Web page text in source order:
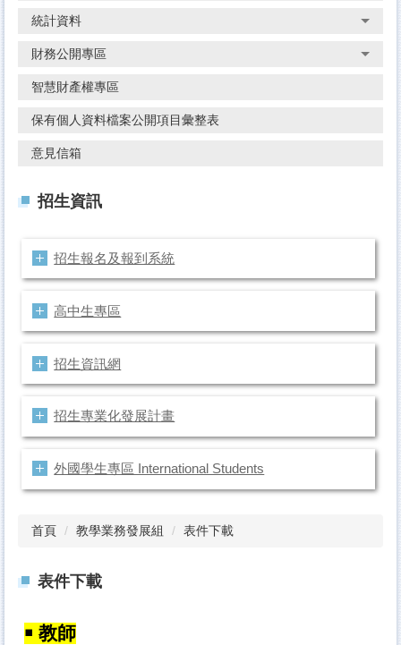
統計資料
財務公開專區
智慧財產權專區
保有個人資料檔案公開項目彙整表
意見信箱
招生資訊
招生報名及報到系統
高中生專區
招生資訊網
招生專業化發展計畫
外國學生專區 International Students
首頁 教學業務發展組 表件下載
表件下載
￭ 教師